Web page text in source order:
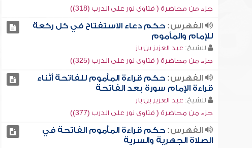
جزء من محاضرة ( فتاوى نور على الدرب (318))
الفهرس:حكم دعاء الاستفتاح في كل ركعة
للإمام والمأموم
للشيخ: عبد العزيز بن باز
جزء من محاضرة ( فتاوى نور على الدرب (325))
الفهرس:حكم قراءة المأموم للفاتحة أثناء
قراءة الإمام سورة بعد الفاتحة
للشيخ: عبد العزيز بن باز
جزء من محاضرة ( فتاوى نور على الدرب (377))
الفهرس:حكم قراءة المأموم الفاتحة في
الصلاة الجهرية والسرية